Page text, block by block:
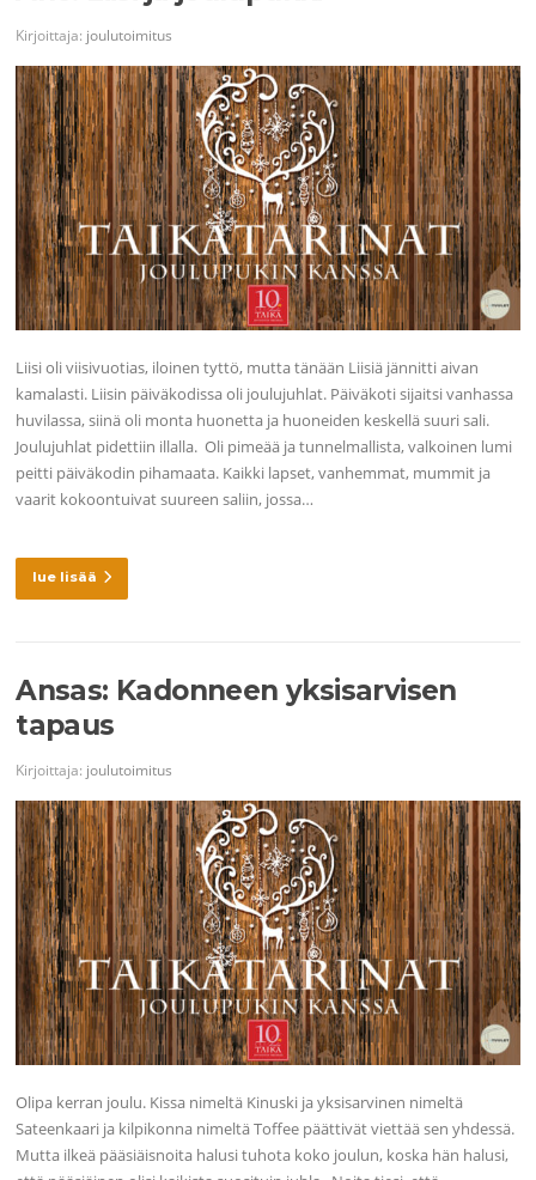
Kirjoittaja: joulutoimitus
Liisi oli viisivuotias, iloinen tyttö, mutta tänään Liisiä jännitti aivan
kamalasti. Liisin päiväkodissa oli joulujuhlat. Päiväkoti sijaitsi vanhassa
huvilassa, siinä oli monta huonetta ja huoneiden keskellä suuri sali.
Joulujuhlat pidettiin illalla. Oli pimeää ja tunnelmallista, valkoinen lumi
peitti päiväkodin pihamaata. Kaikki lapset, vanhemmat, mummit ja
vaarit kokoontuivat suureen saliin, jossa…
lue lisää
Ansas: Kadonneen yksisarvisen
tapaus
Kirjoittaja: joulutoimitus
Olipa kerran joulu. Kissa nimeltä Kinuski ja yksisarvinen nimeltä
Sateenkaari ja kilpikonna nimeltä Toffee päättivät viettää sen yhdessä.
Mutta ilkeä pääsiäisnoita halusi tuhota koko joulun, koska hän halusi,